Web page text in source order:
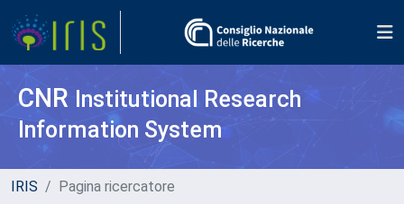
CNR Institutional Research
Information System
IRIS Pagina ricercatore